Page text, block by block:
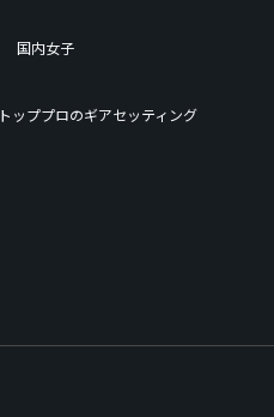
国内女子
トッププロのギアセッティング